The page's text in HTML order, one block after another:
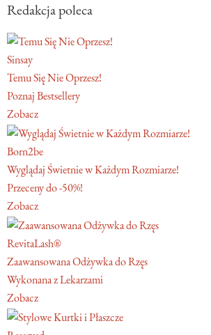
Redakcja poleca
Sinsay
Temu Się Nie Oprzesz!
Poznaj Bestsellery
Zobacz
Born2be
Wyglądaj Świetnie w Każdym Rozmiarze!
Przeceny do -50%!
Zobacz
RevitaLash®
Zaawansowana Odżywka do Rzęs
Wykonana z Lekarzami
Zobacz